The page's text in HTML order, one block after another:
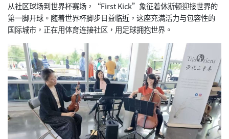
从社区球场到世界杯赛场，“First Kick”象征着休斯顿迎接世界的
第一脚开球。随着世界杯脚步日益临近，这座充满活力与包容性的
国际城市，正在用体育连接社区，用足球拥抱世界。